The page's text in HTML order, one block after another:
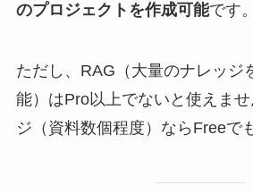
のプロジェクトを作成可能です。
ただし、RAG（大量のナレッジ
能）はPro以上でないと使えま
ジ（資料数個程度）ならFreeで